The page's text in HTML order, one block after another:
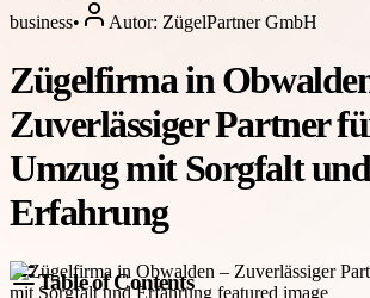
business• Autor: ZügelPartner GmbH
Zügelfirma in
Zuverlässiger Partner
Umzug mit Sorgfalt und
Erfahrung
Table of Contents